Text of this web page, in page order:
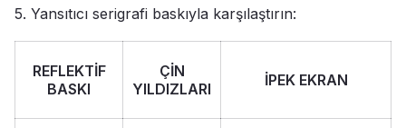
5. Yansıtıcı serigrafi baskıyla karşılaştırın:
REFLEKTİF
BASKI
ÇİN
YILDIZLARI
İPEK EKRAN